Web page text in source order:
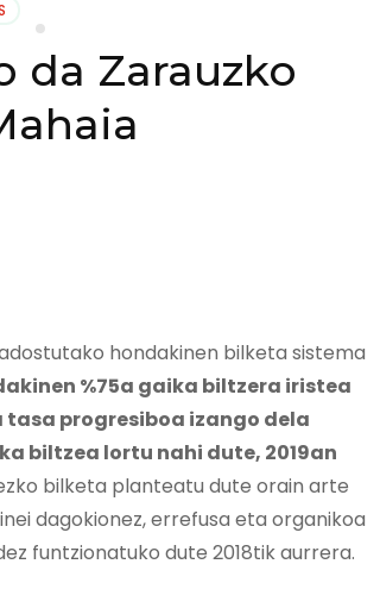
da Zarauzko
hondakinen bilketa sistema
%75a gaika biltzera iristea
tasa progresiboa izango dela
biltzea lortu nahi dute, 2019an
bilketa planteatu dute orain arte
dagokionez, errefusa eta organikoa
funtzionatuko dute 2018tik aurrera.